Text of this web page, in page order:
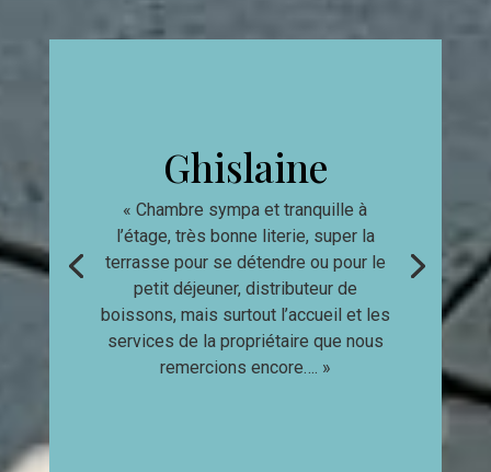
Ghislaine
« Chambre sympa et tranquille à
l’étage, très bonne literie, super la
terrasse pour se détendre ou pour le
petit déjeuner, distributeur de
boissons, mais surtout l’accueil et les
services de la propriétaire que nous
remercions encore…. »
« Accueil gracieux et chaleureux. Une
chambre petite mais propre et
récemment refaite avec goût. Salle
de bain fonctionnelle. Excellent
rapport qualité prix. »